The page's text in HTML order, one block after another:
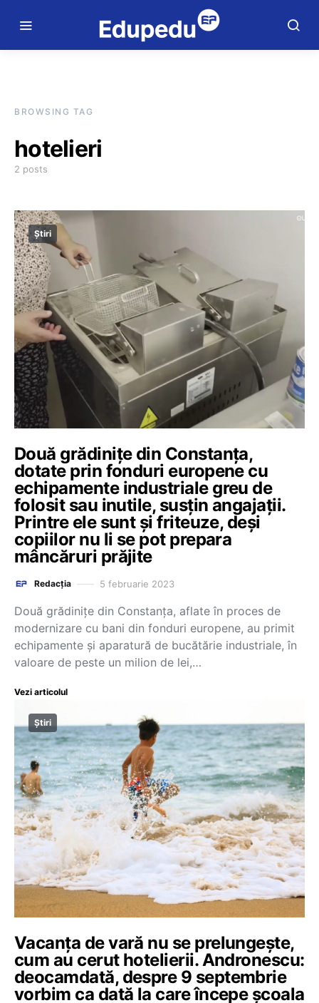
BROWSING TAG
hotelieri
2 posts
Știri
Două grădinițe din Constanța,
dotate prin fonduri europene cu
echipamente industriale greu de
folosit sau inutile, susțin angajații.
Printre ele sunt și friteuze, deși
copiilor nu li se pot prepara
mâncăruri prăjite
Redacția 5 februarie 2023
Două grădinițe din Constanța, aflate în proces de
modernizare cu bani din fonduri europene, au primit
echipamente și aparatură de bucătărie industriale, în
valoare de peste un milion de lei,…
Vezi articolul
Știri
Vacanța de vară nu se prelungește,
cum au cerut hotelierii. Andronescu:
deocamdată, despre 9 septembrie
vorbim ca dată la care începe școala